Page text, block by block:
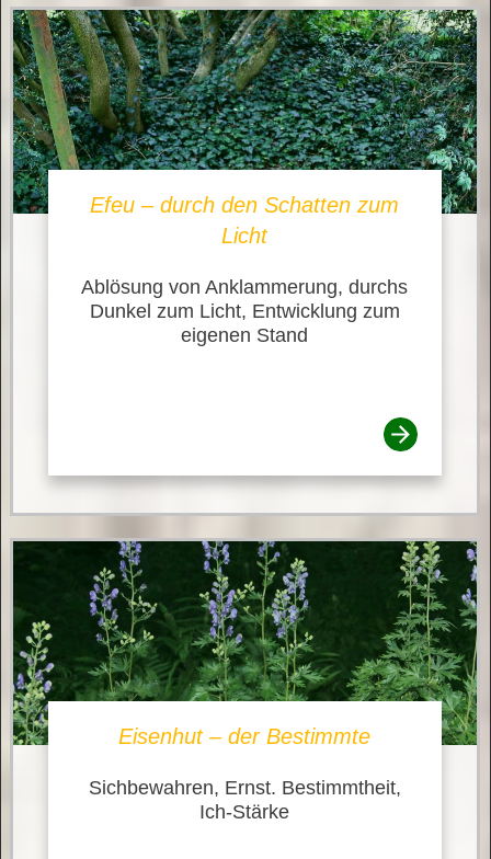
Efeu – durch den Schatten zum
Licht
Ablösung von Anklammerung, durchs
Dunkel zum Licht, Entwicklung zum
eigenen Stand
Eisenhut – der Bestimmte
Sichbewahren, Ernst. Bestimmtheit,
Ich-Stärke